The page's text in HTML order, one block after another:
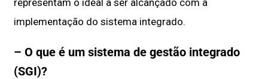
implementação do sistema integrado.
– O que é um sistema de gestão integrado
(SGI)?